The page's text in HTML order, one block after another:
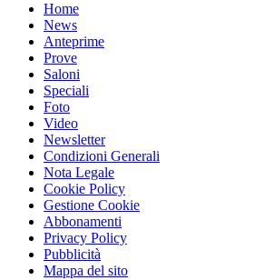
Home
News
Anteprime
Prove
Saloni
Speciali
Foto
Video
Newsletter
Condizioni Generali
Nota Legale
Cookie Policy
Gestione Cookie
Abbonamenti
Privacy Policy
Pubblicità
Mappa del sito